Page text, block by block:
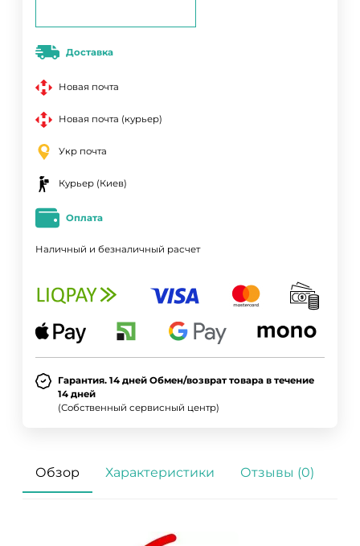
Доставка
Новая почта
Новая почта (курьер)
Укр почта
Курьер (Киев)
Оплата
Наличный и безналичный расчет
Гарантия. 14 дней Обмен/возврат товара в течение
14 дней
(Собственный сервисный центр)
Обзор Характеристики Отзывы (0)